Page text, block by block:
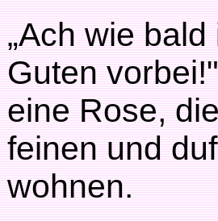
„Ach wie
Guten
eine Rose,
feinen und
wohnen.